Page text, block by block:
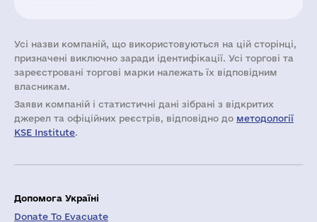
Усі назви компаній, що використовуються на цій сторінці,
призначені виключно заради ідентифікації. Усі торгові та
зареєстровані торгові марки належать їх відповідним
власникам.
Заяви компаній i статистичні дані зібрані з відкритих
джерел та офіційних реєстрів, відповідно до методології
KSE Institute.
Допомога Україні
Donate To Evacuate